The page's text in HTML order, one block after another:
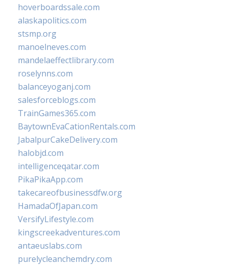
hoverboardssale.com
alaskapolitics.com
stsmp.org
manoelneves.com
mandelaeffectlibrary.com
roselynns.com
balanceyoganj.com
salesforceblogs.com
TrainGames365.com
BaytownEvaCationRentals.com
JabalpurCakeDelivery.com
halobjd.com
intelligenceqatar.com
PikaPikaApp.com
takecareofbusinessdfw.org
HamadaOfJapan.com
VersifyLifestyle.com
kingscreekadventures.com
antaeuslabs.com
purelycleanchemdry.com